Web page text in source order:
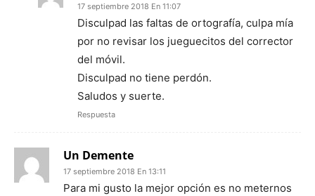
17 septiembre 2018 En 11:07
Disculpad las faltas de ortografía, culpa mía
por no revisar los jueguecitos del corrector
del móvil.
Disculpad no tiene perdón.
Saludos y suerte.
Respuesta
Un Demente
17 septiembre 2018 En 13:11
Para mi gusto la mejor opción es no meternos